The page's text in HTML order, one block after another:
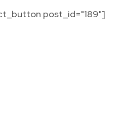
post_id="189"]